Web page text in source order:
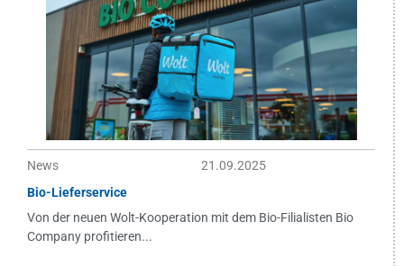
News
21.09.2025
Bio-Lieferservice
Von der neuen Wolt-Kooperation mit dem Bio-Filialisten Bio
Company profitieren...